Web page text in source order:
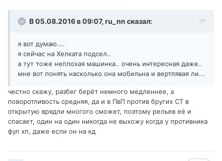
В 05.08.2016 в 09:07, ru_nn сказал:
я вот думаю....
я сейчас на Хелката подсел..
а тут тоже неплохая машинка.. очень интересная даже..
мне вот понять насколько она мобильна и вертлявая ли...
честно скажу, разбег берёт немного медленнее, а
поворотливость средняя, да и в ПвП против бругих СТ в
открытую врядли многого сможет, поэтому рельев её и
спасает, один на один никогда не выхожу когда у противника
фул хп, даже если он на кд